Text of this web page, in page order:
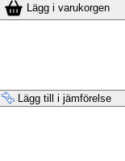
Lägg i varukorgen
Lägg till i jämförelse